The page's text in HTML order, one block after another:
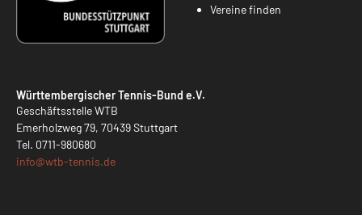
Vereine finden
Württembergischer Tennis-Bund e.V.
Geschäftsstelle WTB
Emerholzweg 79, 70439 Stuttgart
Tel. 0711-980680
info@wtb-tennis.de